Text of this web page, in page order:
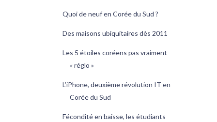
Quoi de neuf en Corée du Sud ?
Des maisons ubiquitaires dès 2011
Les 5 étoiles coréens pas vraiment
« réglo »
L’iPhone, deuxième révolution IT en
Corée du Sud
Fécondité en baisse, les étudiants